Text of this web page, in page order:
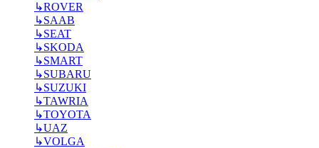
↳ROVER
↳SAAB
↳SEAT
↳SKODA
↳SMART
↳SUBARU
↳SUZUKI
↳TAWRIA
↳TOYOTA
↳UAZ
↳VOLGA